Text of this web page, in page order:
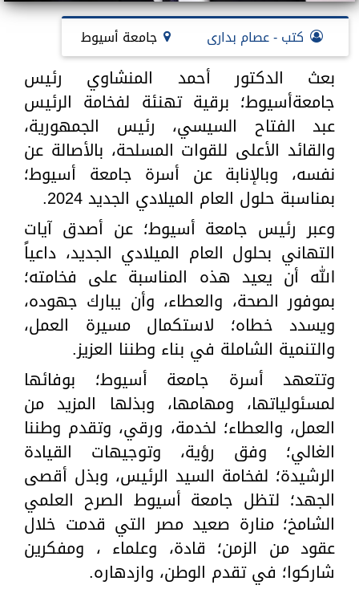
كتب - عصام بدارى جامعة أسيوط
بعث الدكتور أحمد المنشاوي رئيس
جامعةأسيوط؛ برقية تهنئة لفخامة الرئيس
عبد الفتاح السيسي، رئيس الجمهورية،
والقائد الأعلى للقوات المسلحة، بالأصالة عن
نفسه، وبالإنابة عن أسرة جامعة أسيوط؛
بمناسبة حلول العام الميلادي الجديد 2024.
وعبر رئيس جامعة أسيوط؛ عن أصدق آيات
التهاني بحلول العام الميلادي الجديد، داعياً
الله أن يعيد هذه المناسبة على فخامته؛
بموفور الصحة، والعطاء، وأن يبارك جهوده،
ويسدد خطاه؛ لاستكمال مسيرة العمل،
والتنمية الشاملة في بناء وطننا العزيز.
وتتعهد أسرة جامعة أسيوط؛ بوفائها
لمسئولياتها، ومهامها، وبذلها المزيد من
العمل، والعطاء؛ لخدمة، ورقي، وتقدم وطننا
الغالي؛ وفق رؤية، وتوجيهات القيادة
الرشيدة؛ لفخامة السيد الرئيس، وبذل أقصى
الجهد؛ لتظل جامعة أسيوط الصرح العلمي
الشامخ؛ منارة صعيد مصر التي قدمت خلال
عقود من الزمن؛ قادة، وعلماء ، ومفكرين
شاركوا؛ في تقدم الوطن، وازدهاره.